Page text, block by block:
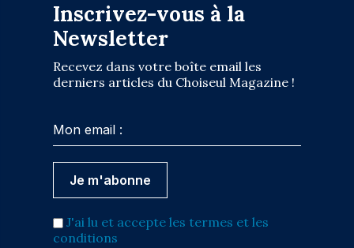
Inscrivez-vous à la
Newsletter
Recevez dans votre boîte email les
derniers articles du Choiseul Magazine !
J'ai lu et accepte les termes et les
conditions